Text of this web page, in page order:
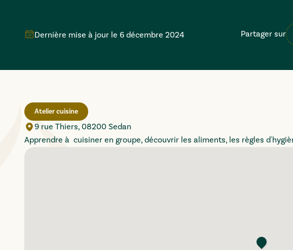
Dernière mise à jour le 6 décembre 2024 Partager sur
Atelier cuisine
9 rue Thiers, 08200 Sedan
Apprendre à cuisiner en groupe, découvrir les aliments, les règles